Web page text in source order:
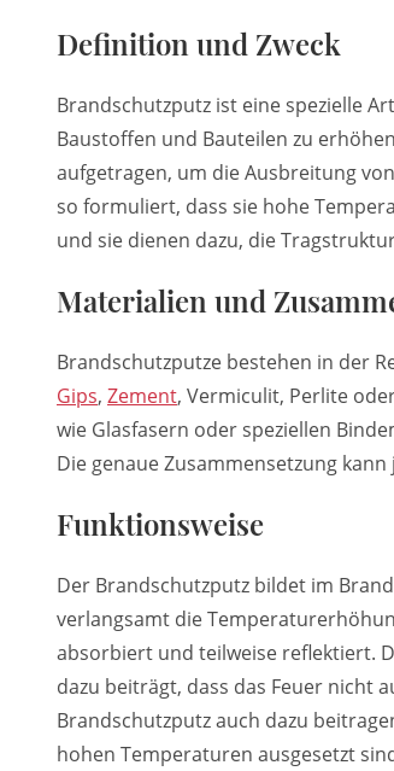
Definition und Zweck
Brandschutzputz ist eine spezielle
Baustoffen und Bauteilen zu
aufgetragen, um die Ausbreitung
so formuliert, dass sie hohe
und sie dienen dazu, die
Materialien und
Brandschutzputze bestehen in der
Gips, Zement, Vermiculit, Perlite
wie Glasfasern oder speziellen
Die genaue Zusammensetzung
Funktionsweise
Der Brandschutzputz bildet im
verlangsamt die
absorbiert und teilweise reflektiert.
dazu beiträgt, dass das Feuer nicht
Brandschutzputz auch dazu
hohen Temperaturen ausgesetzt